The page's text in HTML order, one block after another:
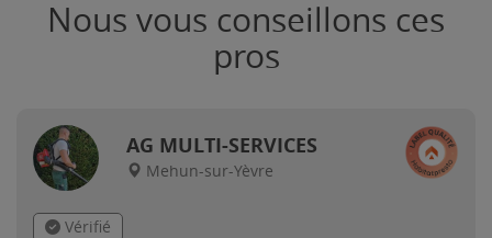
Nous vous conseillons ces
pros
AG MULTI-SERVICES
Mehun-sur-Yèvre
Vérifié